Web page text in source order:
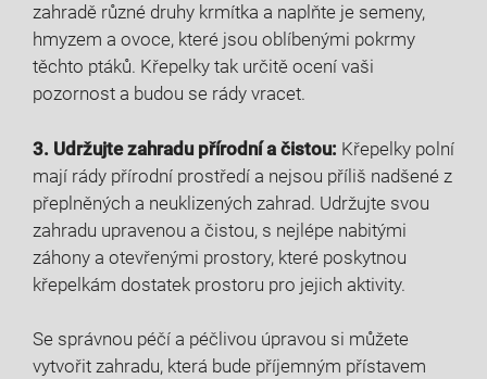
zahradě různé druhy krmítka a naplňte je semeny,
hmyzem a ovoce, které jsou oblíbenými pokrmy
těchto ptáků. Křepelky tak určitě ocení vaši
pozornost a budou se rády vracet.
3. Udržujte zahradu přírodní a čistou: Křepelky polní
mají rády přírodní prostředí a nejsou příliš nadšené z
přeplněných a neuklizených zahrad. Udržujte svou
zahradu upravenou a čistou, s nejlépe nabitými
záhony a otevřenými prostory, které poskytnou
křepelkám dostatek prostoru pro jejich aktivity.
Se správnou péčí a péčlivou úpravou si můžete
vytvořit zahradu, která bude příjemným přístavem